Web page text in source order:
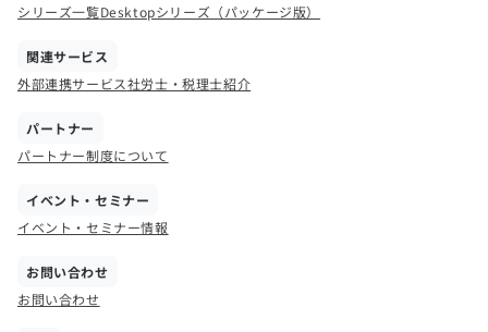
シリーズ一覧Desktopシリーズ（パッケージ版）
関連サービス
外部連携サービス社労士・税理士紹介
パートナー
パートナー制度について
イベント・セミナー
イベント・セミナー情報
お問い合わせ
お問い合わせ